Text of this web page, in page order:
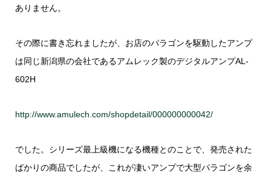
ありません。
その際に書き忘れましたが、お店のパラゴンを駆動したアンプ
は同じ新潟県の会社であるアムレック製のデジタルアンプAL-
602H
http://www.amulech.com/shopdetail/000000000042/
でした。シリーズ最上級機になる機種とのことで、発売された
ばかりの商品でしたが、これが凄いアンプで大型パラゴンを余